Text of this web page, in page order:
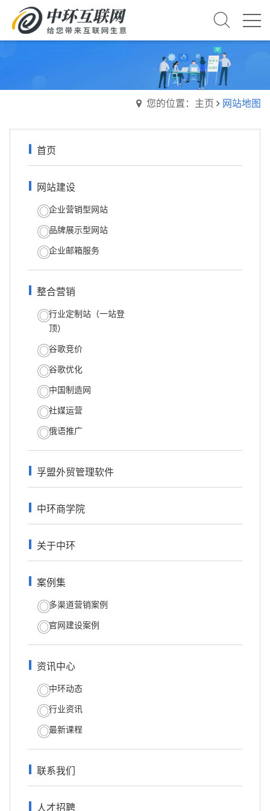
您的位置：主页 网站地图
首页
网站建设
企业营销型网站
品牌展示型网站
企业邮箱服务
整合营销
行业定制站（一站登
顶）
谷歌竞价
谷歌优化
中国制造网
社媒运营
俄语推广
孚盟外贸管理软件
中环商学院
关于中环
案例集
多渠道营销案例
官网建设案例
资讯中心
中环动态
行业资讯
最新课程
联系我们
人才招聘